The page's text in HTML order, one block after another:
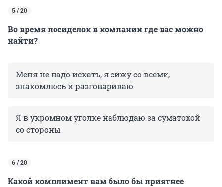
5 / 20
Во время посиделок в компании где вас можно
найти?
Меня не надо искать, я сижу со всеми,
знакомлюсь и разговариваю
Я в укромном уголке наблюдаю за суматохой
со стороны
6 / 20
Какой комплимент вам было бы приятнее